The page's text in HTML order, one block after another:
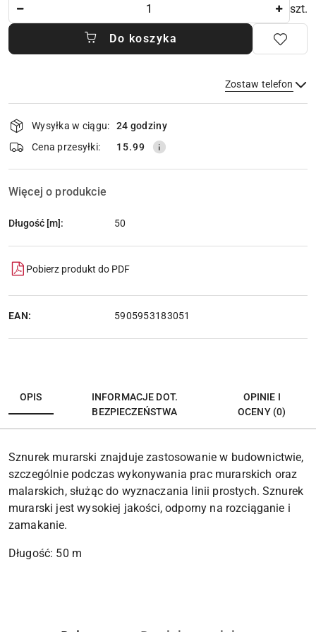
szt.
Do koszyka
Zostaw telefon
Wyślij
Dostępność
i
dostawa
Wysyłka w ciągu:
24 godziny
Cena przesyłki:
15.99
Więcej o produkcie
Długość [m]: 50
Pobierz produkt do PDF
EAN: 5905953183051
OPIS
INFORMACJE DOT.
BEZPIECZEŃSTWA
OPINIE I
OCENY (0)
Sznurek murarski znajduje zastosowanie w budownictwie,
szczególnie podczas wykonywania prac murarskich oraz
malarskich, służąc do wyznaczania linii prostych. Sznurek
murarski jest wysokiej jakości, odporny na rozciąganie i
zamakanie.
Długość: 50 m